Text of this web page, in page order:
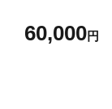
60,000円